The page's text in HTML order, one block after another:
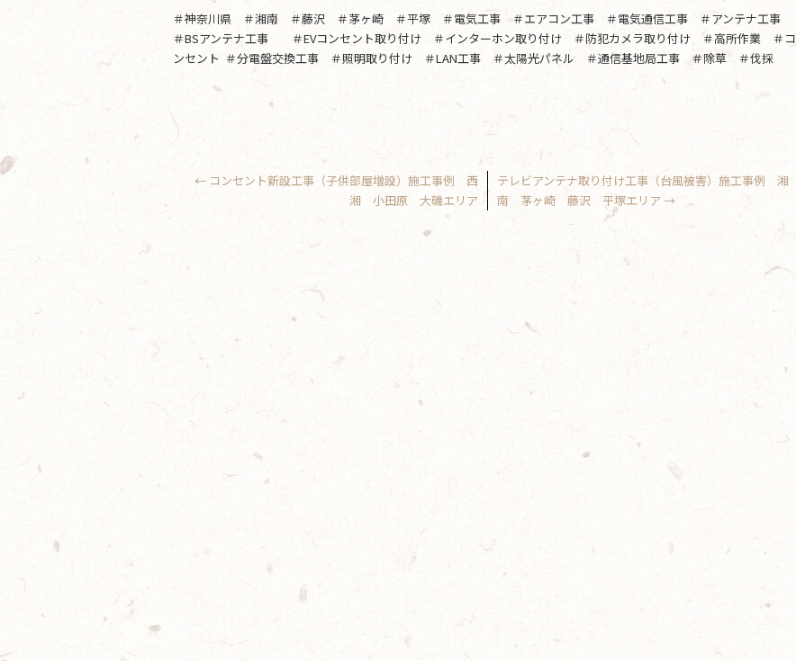
＃神奈川県 ＃湘南 ＃藤沢 ＃茅ヶ崎 ＃平塚 ＃電気工事 ＃エアコン工事 ＃電気通信工事 ＃アンテナ工事
＃BSアンテナ工事 ＃EVコンセント取り付け ＃インターホン取り付け ＃防犯カメラ取り付け ＃高所作業 ＃コ
ンセント ＃分電盤交換工事 ＃照明取り付け ＃LAN工事 ＃太陽光パネル ＃通信基地局工事 ＃除草 ＃伐採
← コンセント新設工事（子供部屋増設）施工事例 西
湘 小田原 大磯エリア
テレビアンテナ取り付け工事（台風被害）施工事例 湘
南 茅ヶ崎 藤沢 平塚エリア →